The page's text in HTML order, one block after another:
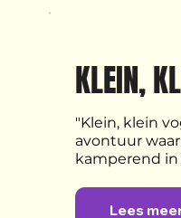
KLEIN,
"Klein, klein
avontuur
kamperend
Met hiphop,
brengt Lees